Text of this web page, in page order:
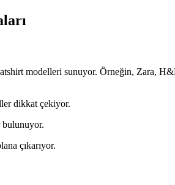
modelleri sunuyor. Örneğin, Zara,
dikkat çekiyor.
bulunuyor.
çıkarıyor.